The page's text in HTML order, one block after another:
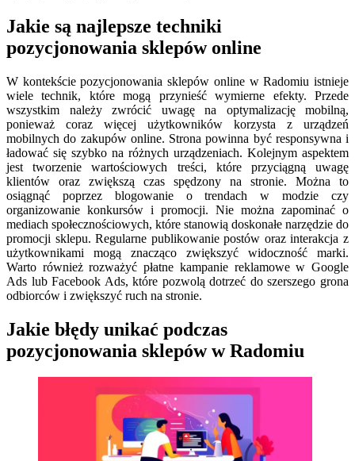
Jakie są najlepsze techniki
pozycjonowania sklepów online
W kontekście pozycjonowania sklepów online w Radomiu istnieje
wiele technik, które mogą przynieść wymierne efekty. Przede
wszystkim należy zwrócić uwagę na optymalizację mobilną,
ponieważ coraz więcej użytkowników korzysta z urządzeń
mobilnych do zakupów online. Strona powinna być responsywna i
ładować się szybko na różnych urządzeniach. Kolejnym aspektem
jest tworzenie wartościowych treści, które przyciągną uwagę
klientów oraz zwiększą czas spędzony na stronie. Można to
osiągnąć poprzez blogowanie o trendach w modzie czy
organizowanie konkursów i promocji. Nie można zapominać o
mediach społecznościowych, które stanowią doskonałe narzędzie do
promocji sklepu. Regularne publikowanie postów oraz interakcja z
użytkownikami mogą znacząco zwiększyć widoczność marki.
Warto również rozważyć płatne kampanie reklamowe w Google
Ads lub Facebook Ads, które pozwolą dotrzeć do szerszego grona
odbiorców i zwiększyć ruch na stronie.
Jakie błędy unikać podczas
pozycjonowania sklepów w Radomiu